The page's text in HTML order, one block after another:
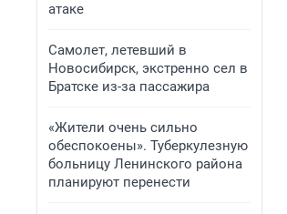
атаке
Самолет, летевший в
Новосибирск, экстренно сел в
Братске из-за пассажира
«Жители очень сильно
обеспокоены». Туберкулезную
больницу Ленинского района
планируют перенести